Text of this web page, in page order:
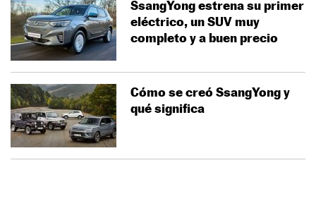
SsangYong estrena su primer
eléctrico, un SUV muy
completo y a buen precio
Cómo se creó SsangYong y
qué significa